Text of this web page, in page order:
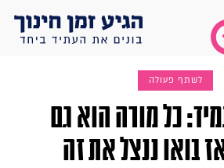
לשתף פעולה
כל מורה הוא גם
בואו ננצל את זה